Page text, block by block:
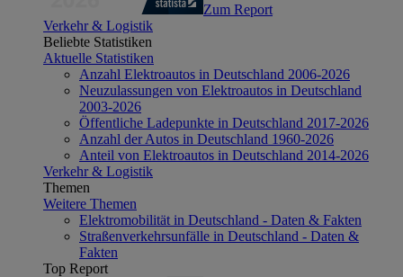
Zum Report
Verkehr & Logistik
Beliebte Statistiken
Aktuelle Statistiken
Anzahl Elektroautos in Deutschland 2006-2026
Neuzulassungen von Elektroautos in Deutschland
2003-2026
Öffentliche Ladepunkte in Deutschland 2017-2026
Anzahl der Autos in Deutschland 1960-2026
Anteil von Elektroautos in Deutschland 2014-2026
Verkehr & Logistik
Themen
Weitere Themen
Elektromobilität in Deutschland - Daten & Fakten
Straßenverkehrsunfälle in Deutschland - Daten &
Fakten
Top Report